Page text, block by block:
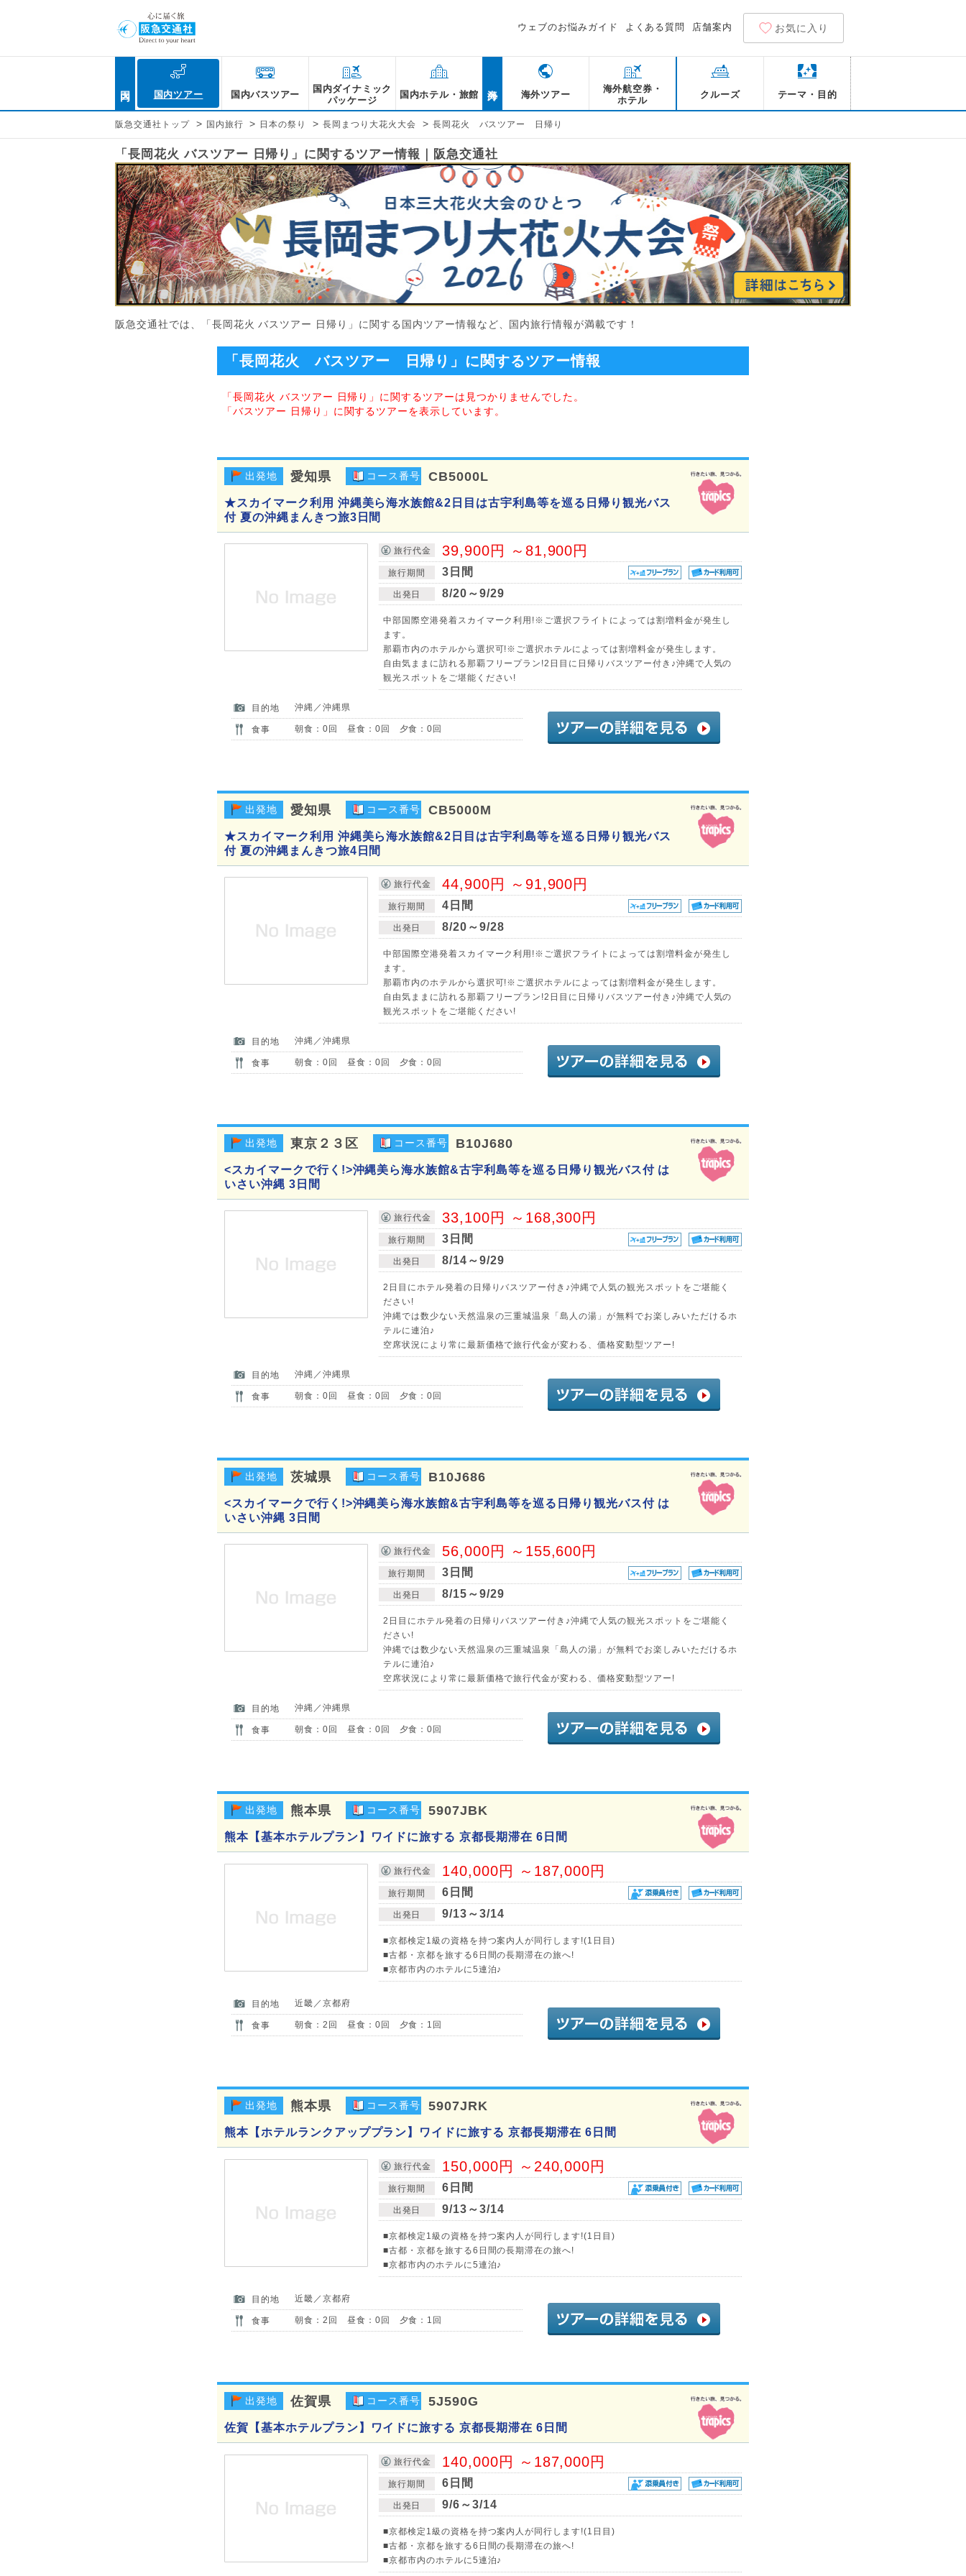
ウェブのお悩みガイド よくある質問 店舗案内 お気に入り
国内ツアー 国内バスツアー
国内ダイナミック
パッケージ
国内ホテル・旅館 海外ツアー
海外航空券・
ホテル
クルーズ テーマ・目的
阪急交通社トップ > 国内旅行 > 日本の祭り > 長岡まつり大花火大会 > 長岡花火 バスツアー 日帰り
「長岡花火 バスツアー 日帰り」に関するツアー情報｜阪急交通社
阪急交通社では、「長岡花火 バスツアー 日帰り」に関する国内ツアー情報など、国内旅行情報が満載です！
「長岡花火 バスツアー 日帰り」に関するツアー情報
「長岡花火 バスツアー 日帰り」に関するツアーは見つかりませんでした。
「バスツアー 日帰り」に関するツアーを表示しています。
出発地 愛知県 コース番号 CB5000L
★スカイマーク利用 沖縄美ら海水族館&2日目は古宇利島等を巡る日帰り観光バス
付 夏の沖縄まんきつ旅3日間
旅行代金 39,900円 ～81,900円
旅行期間 3日間
出発日 8/20～9/29
中部国際空港発着スカイマーク利用!※ご選択フライトによっては割増料金が発生し
ます。
那覇市内のホテルから選択可!※ご選択ホテルによっては割増料金が発生します。
自由気ままに訪れる那覇フリープラン!2日目に日帰りバスツアー付き♪沖縄で人気の
観光スポットをご堪能ください!
目的地 沖縄／沖縄県
食事 朝食：0回 昼食：0回 夕食：0回
出発地 愛知県 コース番号 CB5000M
★スカイマーク利用 沖縄美ら海水族館&2日目は古宇利島等を巡る日帰り観光バス
付 夏の沖縄まんきつ旅4日間
旅行代金 44,900円 ～91,900円
旅行期間 4日間
出発日 8/20～9/28
中部国際空港発着スカイマーク利用!※ご選択フライトによっては割増料金が発生し
ます。
那覇市内のホテルから選択可!※ご選択ホテルによっては割増料金が発生します。
自由気ままに訪れる那覇フリープラン!2日目に日帰りバスツアー付き♪沖縄で人気の
観光スポットをご堪能ください!
目的地 沖縄／沖縄県
食事 朝食：0回 昼食：0回 夕食：0回
出発地 東京２３区 コース番号 B10J680
<スカイマークで行く!>沖縄美ら海水族館&古宇利島等を巡る日帰り観光バス付 は
いさい沖縄 3日間
旅行代金 33,100円 ～168,300円
旅行期間 3日間
出発日 8/14～9/29
2日目にホテル発着の日帰りバスツアー付き♪沖縄で人気の観光スポットをご堪能く
ださい!
沖縄では数少ない天然温泉の三重城温泉「島人の湯」が無料でお楽しみいただけるホ
テルに連泊♪
空席状況により常に最新価格で旅行代金が変わる、価格変動型ツアー!
目的地 沖縄／沖縄県
食事 朝食：0回 昼食：0回 夕食：0回
出発地 茨城県 コース番号 B10J686
<スカイマークで行く!>沖縄美ら海水族館&古宇利島等を巡る日帰り観光バス付 は
いさい沖縄 3日間
旅行代金 56,000円 ～155,600円
旅行期間 3日間
出発日 8/15～9/29
2日目にホテル発着の日帰りバスツアー付き♪沖縄で人気の観光スポットをご堪能く
ださい!
沖縄では数少ない天然温泉の三重城温泉「島人の湯」が無料でお楽しみいただけるホ
テルに連泊♪
空席状況により常に最新価格で旅行代金が変わる、価格変動型ツアー!
目的地 沖縄／沖縄県
食事 朝食：0回 昼食：0回 夕食：0回
出発地 熊本県 コース番号 5907JBK
熊本【基本ホテルプラン】ワイドに旅する 京都長期滞在 6日間
旅行代金 140,000円 ～187,000円
旅行期間 6日間
出発日 9/13～3/14
■京都検定1級の資格を持つ案内人が同行します!(1日目)
■古都・京都を旅する6日間の長期滞在の旅へ!
■京都市内のホテルに5連泊♪
目的地 近畿／京都府
食事 朝食：2回 昼食：0回 夕食：1回
出発地 熊本県 コース番号 5907JRK
熊本【ホテルランクアッププラン】ワイドに旅する 京都長期滞在 6日間
旅行代金 150,000円 ～240,000円
旅行期間 6日間
出発日 9/13～3/14
■京都検定1級の資格を持つ案内人が同行します!(1日目)
■古都・京都を旅する6日間の長期滞在の旅へ!
■京都市内のホテルに5連泊♪
目的地 近畿／京都府
食事 朝食：2回 昼食：0回 夕食：1回
出発地 佐賀県 コース番号 5J590G
佐賀【基本ホテルプラン】ワイドに旅する 京都長期滞在 6日間
旅行代金 140,000円 ～187,000円
旅行期間 6日間
出発日 9/6～3/14
■京都検定1級の資格を持つ案内人が同行します!(1日目)
■古都・京都を旅する6日間の長期滞在の旅へ!
■京都市内のホテルに5連泊♪